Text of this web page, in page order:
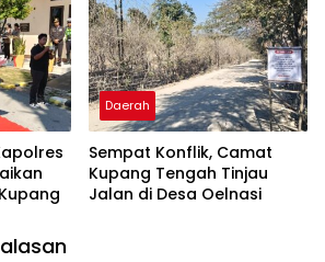
Daerah
Sempat Konflik, Camat
Kupang Tengah Tinjau
Jalan di Desa Oelnasi